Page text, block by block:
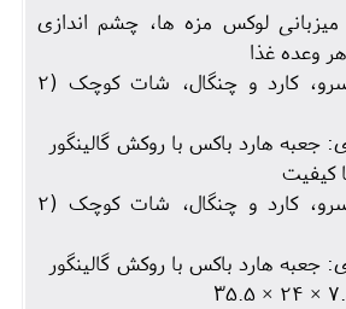
لوکس مزه ها، چشم اندازی
وعده غذا
اقلام: تخته سرو، کارد و چنگال، شات کوچک (2
جعبه هارد باکس با روکش گالینگور
کیفیت
اقلام: تخته سرو، کارد و چنگال، شات کوچک (2
جعبه هارد باکس با روکش گالینگور